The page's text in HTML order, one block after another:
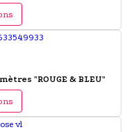
"ROUGE & BLEU"